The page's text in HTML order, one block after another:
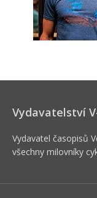
Vydavatelství
Vydavatel časopisů
všechny milovníky